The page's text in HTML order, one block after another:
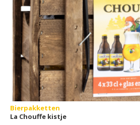
Bierpakketten
La Chouffe kistje